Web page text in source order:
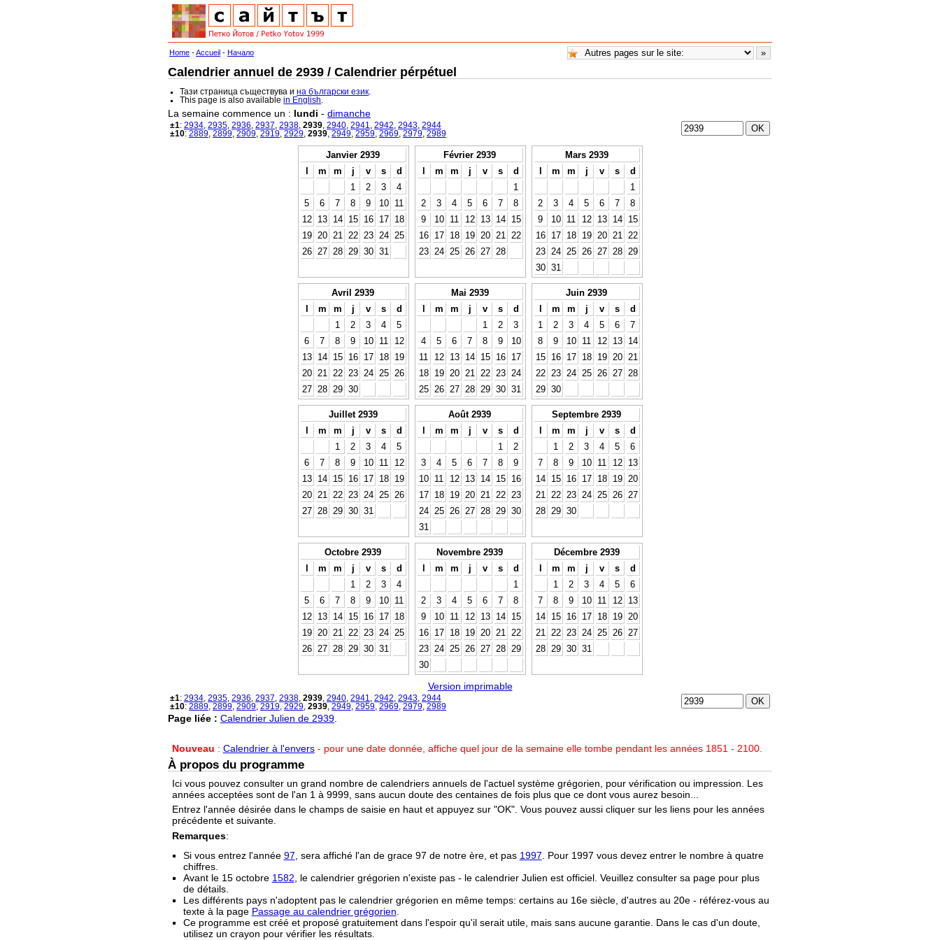
Home -Accueil - Начало
Calendrier annuel de 2939 / Calendrier pérpétuel
Тази страница съществува ина български език
This page is also availablein English
La semaine commence un : lundi - dimanche
±1: 2934 2935 2936 2937 2938 2939 2940 2941 2942 2943 2944
±10: 2889 2899 2909 2919 2929 2939 2949 2959 2969 2979 2989
Janvier 2939
l
m m j v s
d
1
2 3
4
5
6 7 8 9 10
11
12
13 14 15 16 17
18
19
20 21 22 23 24
25
26
27 28 29 30 31
Février 2939
l
m m j v s
d
1
2
3 4 5 6 7
8
9
10 11 12 13 14
15
16
17 18 19 20 21
22
23
24 25 26 27 28
Mars 2939
l
m m j v s
d
1
2
3 4 5 6 7
8
9
10 11 12 13 14
15
16
17 18 19 20 21
22
23
24 25 26 27 28
29
30 31
Avril 2939
l
m m j v s
d
1
2 3 4
5
6
7 8 9 10 11
12
13
14 15 16 17 18
19
20
21 22 23 24 25
26
27
28 29 30
Mai 2939
l
m m j v s
d
1
2
3
4
5 6 7 8 9
10
11
12 13 14 15 16
17
18
19 20 21 22 23
24
25
26 27 28 29 30 31
Juin 2939
l
m m j v s
d
1
2 3 4 5 6
7
8
9 10 11 12 13
14
15
16 17 18 19 20
21
22
23 24 25 26 27
28
29 30
Juillet 2939
l
m m j v s
d
1
2 3 4
5
6
7 8 9 10 11
12
13
14 15 16 17 18
19
20
21 22 23 24 25
26
27
28 29 30 31
Août 2939
l
m m j v s
d
1
2
3
4 5 6 7 8
9
10
11 12 13 14 15
16
17
18 19 20 21 22
23
24
25 26 27 28 29 30
31
Septembre 2939
l
m m j v s
d
1
2 3 4 5
6
7
8 9 10 11 12
13
14
15 16 17 18 19
20
21
22 23 24 25 26
27
28
29 30
Octobre 2939
l
m m j v s
d
1
2 3
4
5
6 7 8 9 10
11
12
13 14 15 16 17
18
19
20 21 22 23 24
25
26
27 28 29 30 31
Novembre 2939
l
m m j v s
d
1
2
3 4 5 6 7
8
9
10 11 12 13 14
15
16
17 18 19 20 21
22
23
24 25 26 27 28
29
30
Décembre 2939
l
m m j v s
d
1
2 3 4 5
6
7
8 9 10 11 12
13
14
15 16 17 18 19
20
21
22 23 24 25 26
27
28
29 30 31
Version imprimable
±1: 2934 2935 2936 2937 2938 2939 2940 2941 2942 2943 2944
±10: 2889 2899 2909 2919 2929 2939 2949 2959 2969 2979 2989
Page liée : Calendrier Julien de 2939
Nouveau : Calendrier à l'envers- pour une date donnée, affiche quel jour de la semaine elle tombe pendant les années 1851 - 2100.
À propos du programme
Ici vous pouvez consulter un grand nombre de calendriers annuels de l'actuel système grégorien, pour vérification ou impression. Les
années acceptées sont de l'an 1 à 9999, sans aucun doute des centaines de fois plus que ce dont vous aurez besoin...
Entrez l'année désirée dans le champs de saisie en haut et appuyez sur "OK". Vous pouvez aussi cliquer sur les liens pour les années
précédente et suivante.
Remarques:
Si vous entrez l'année 97 , sera affiché l'an de grace 97 de notre ère, et pas 1997 . Pour 1997 vous devez entrer le nombre à quatre
chiffres.
Avant le 15 octobre 1582 , le calendrier grégorien n'existe pas - le calendrier Julien est officiel. Veuillez consulter sa page pour plus
de détails.
Les différents pays n'adoptent pas le calendrier grégorien en même temps: certains au 16e siècle, d'autres au 20e - référez-vous au
texte à la page Passage au calendrier grégorien
Ce programme est créé et proposé gratuitement dans l'espoir qu'il serait utile, mais sans aucune garantie. Dans le cas d'un doute,
utilisez un crayon pour vérifier les résultats.